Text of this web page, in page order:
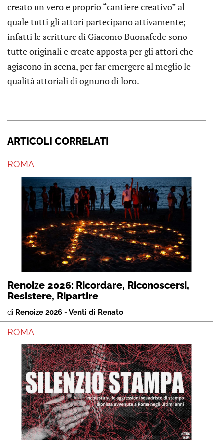
creato un vero e proprio “cantiere creativo” al
quale tutti gli attori partecipano attivamente;
infatti le scritture di Giacomo Buonafede sono
tutte originali e create apposta per gli attori che
agiscono in scena, per far emergere al meglio le
qualità attoriali di ognuno di loro.
ARTICOLI CORRELATI
ROMA
Renoize 2026: Ricordare, Riconoscersi,
Resistere, Ripartire
di Renoize 2026 - Venti di Renato
ROMA